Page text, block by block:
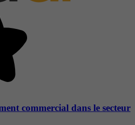
commercial dans le secteur